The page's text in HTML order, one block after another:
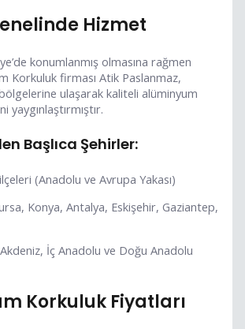
Hizmet
konumlanmış olmasına rağmen
Korkuluk firması Atik Paslanmaz,
ulaşarak kaliteli alüminyum
yaygınlaştırmıştır.
Başlıca Şehirler:
(Anadolu ve Avrupa Yakası)
Konya, Antalya, Eskişehir, Gaziantep,
İç Anadolu ve Doğu Anadolu
Korkuluk Fiyatları